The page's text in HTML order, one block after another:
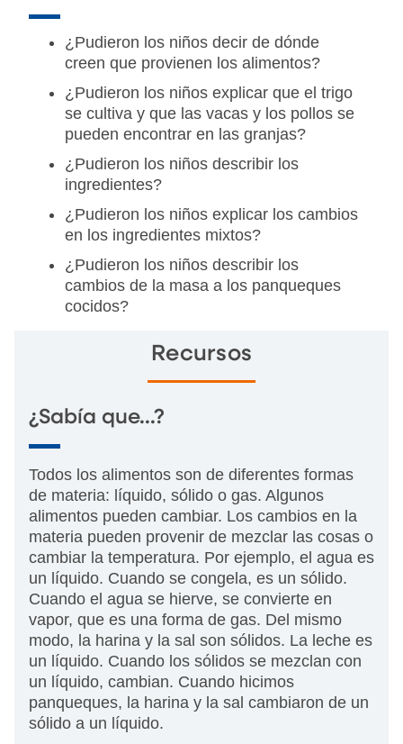
¿Pudieron los niños decir de dónde
creen que provienen los alimentos?
¿Pudieron los niños explicar que el trigo
se cultiva y que las vacas y los pollos se
pueden encontrar en las granjas?
¿Pudieron los niños describir los
ingredientes?
¿Pudieron los niños explicar los cambios
en los ingredientes mixtos?
¿Pudieron los niños describir los
cambios de la masa a los panqueques
cocidos?
Recursos
¿Sabía que...?
Todos los alimentos son de diferentes formas
de materia: líquido, sólido o gas. Algunos
alimentos pueden cambiar. Los cambios en la
materia pueden provenir de mezclar las cosas o
cambiar la temperatura. Por ejemplo, el agua es
un líquido. Cuando se congela, es un sólido.
Cuando el agua se hierve, se convierte en
vapor, que es una forma de gas. Del mismo
modo, la harina y la sal son sólidos. La leche es
un líquido. Cuando los sólidos se mezclan con
un líquido, cambian. Cuando hicimos
panqueques, la harina y la sal cambiaron de un
sólido a un líquido.